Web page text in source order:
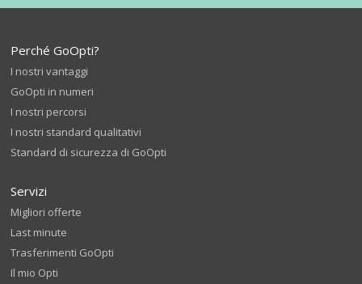
Perché GoOpti?
I nostri vantaggi
GoOpti in numeri
I nostri percorsi
I nostri standard qualitativi
Standard di sicurezza di GoOpti
Servizi
Migliori offerte
Last minute
Trasferimenti GoOpti
Il mio Opti